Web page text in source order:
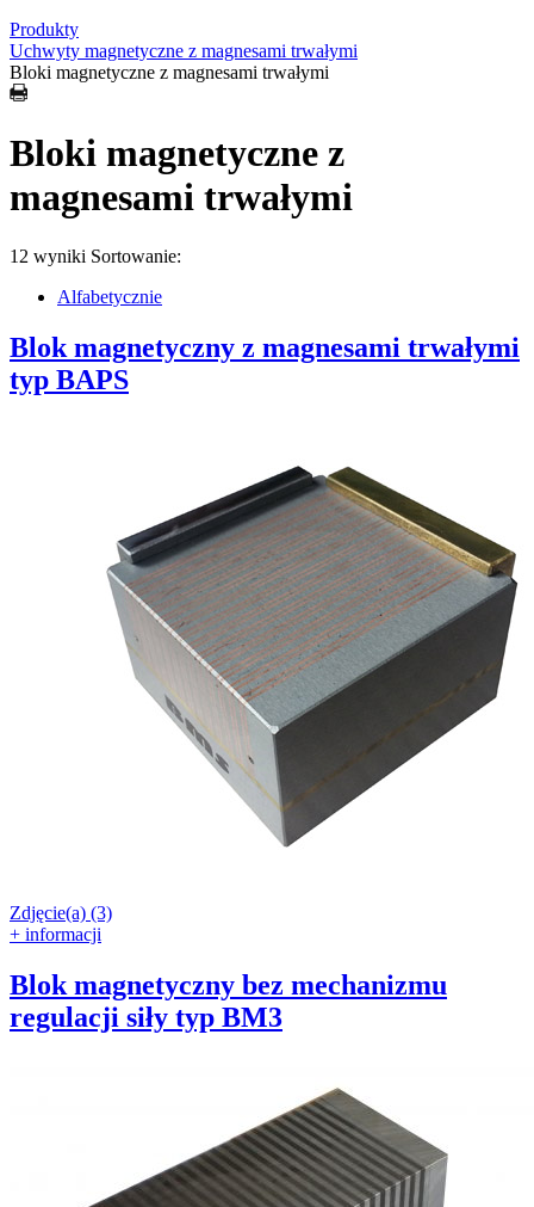
Produkty
Uchwyty magnetyczne z magnesami trwałymi
Bloki magnetyczne z magnesami trwałymi
Bloki magnetyczne z
magnesami trwałymi
12 wyniki Sortowanie:
Alfabetycznie
Blok magnetyczny z magnesami trwałymi
typ BAPS
Zdjęcie(a) (3)
+ informacji
Blok magnetyczny bez mechanizmu
regulacji siły typ BM3